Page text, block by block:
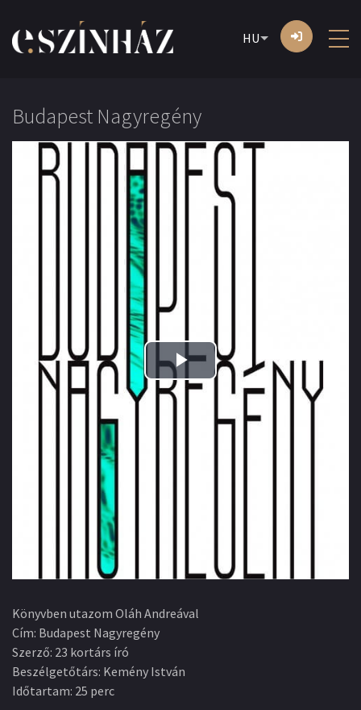
HU
Budapest Nagyregény
Play
Video
Könyvben utazom Oláh Andreával
Cím: Budapest Nagyregény
Szerző: 23 kortárs író
Beszélgetőtárs: Kemény István
Időtartam: 25 perc